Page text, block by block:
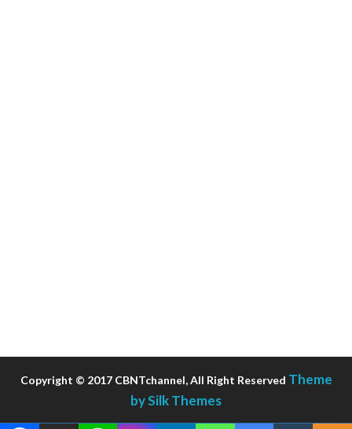
Copyright © 2017 CBNTchannel, All Right Reserved Theme
by Silk Themes